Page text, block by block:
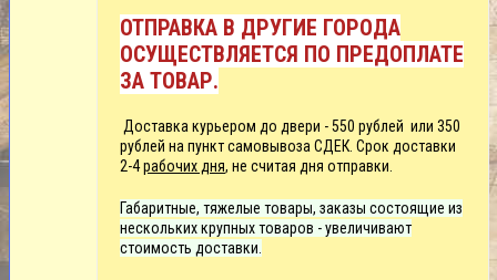
ОТПРАВКА В ДРУГИЕ ГОРОДА
ОСУЩЕСТВЛЯЕТСЯ ПО ПРЕДОПЛАТЕ
ЗА ТОВАР.
Доставка курьером до двери -550 рублей или 350
рублей на пункт самовывоза СДЕК. Срок доставки
2-4рабочих дня, не считая дня отправки.
Габаритные, тяжелые товары, заказы состоящие из
нескольких крупных товаров - увеличивают
стоимость доставки.